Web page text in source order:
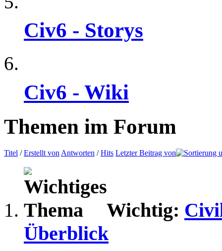
Civ6 - Storys
Civ6 - Wiki
Themen im Forum
Titel /Erstellt von Antworten /Hits Letzter Beitrag von
Wichtig:
Überblick